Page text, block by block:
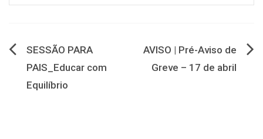
Navegação
de
SESSÃO PARA
PAIS_Educar com
Equilíbrio
AVISO | Pré-Aviso de
Greve – 17 de abril